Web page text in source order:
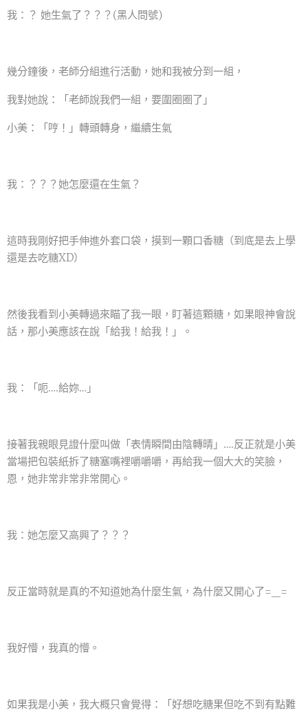
我：？ 她生氣了？？？(黑人問號)
幾分鐘後，老師分組進行活動，她和我被分到一組，
我對她說：「老師說我們一組，要圍圈圈了」
小美：「哼！」轉頭轉身，繼續生氣
我：？？？她怎麼還在生氣？
這時我剛好把手伸進外套口袋，摸到一顆口香糖（到底是去上學
還是去吃糖XD）
然後我看到小美轉過來瞄了我一眼，盯著這顆糖，如果眼神會說
話，那小美應該在說「給我！給我！」。
我：「呃….給妳…」
接著我親眼見證什麼叫做「表情瞬間由陰轉晴」….反正就是小美
當場把包裝紙拆了糖塞嘴裡嚼嚼嚼，再給我一個大大的笑臉，
恩，她非常非常非常開心。
我：她怎麼又高興了？？？
反正當時就是真的不知道她為什麼生氣，為什麼又開心了=_=
我好懵，我真的懵。
如果我是小美，我大概只會覺得：「好想吃糖果但吃不到有點難